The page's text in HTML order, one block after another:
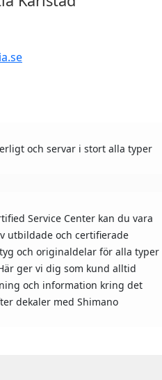
och servar i stort alla typer
Service Center kan du vara
utbildade och certifierade
och originaldelar för alla typer
ger vi dig som kund alltid
och information kring det
dekaler med Shimano